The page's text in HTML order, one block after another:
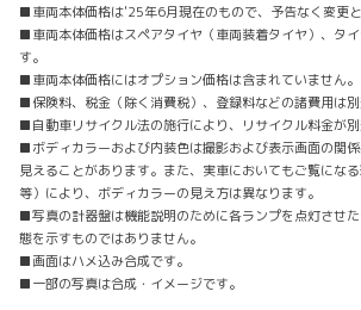
■車両本体価格は'25年6月現在のもので、予告なく変更と
■車両本体価格はスペアタイヤ（車両装着タイヤ）、タ
す。
■車両本体価格にはオプション価格は含まれていません。
■保険料、税金（除く消費税）、登録料などの諸費用は別
■自動車リサイクル法の施行により、リサイクル料金が別
■ボディカラーおよび内装色は撮影および表示画面の関
見えることがあります。また、実車においてもご覧にな
等）により、ボディカラーの見え方は異なります。
■写真の計器盤は機能説明のために各ランプを点灯させ
態を示すものではありません。
■画面はハメ込み合成です。
■一部の写真は合成・イメージです。